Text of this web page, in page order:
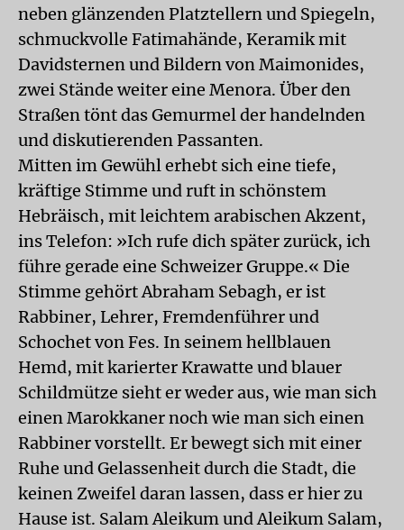
neben glänzenden Platztellern und Spiegeln,
schmuckvolle Fatimahände, Keramik mit
Davidsternen und Bildern von Maimonides,
zwei Stände weiter eine Menora. Über den
Straßen tönt das Gemurmel der handelnden
und diskutierenden Passanten.
Mitten im Gewühl erhebt sich eine tiefe,
kräftige Stimme und ruft in schönstem
Hebräisch, mit leichtem arabischen Akzent,
ins Telefon: »Ich rufe dich später zurück, ich
führe gerade eine Schweizer Gruppe.« Die
Stimme gehört Abraham Sebagh, er ist
Rabbiner, Lehrer, Fremdenführer und
Schochet von Fes. In seinem hellblauen
Hemd, mit karierter Krawatte und blauer
Schildmütze sieht er weder aus, wie man sich
einen Marokkaner noch wie man sich einen
Rabbiner vorstellt. Er bewegt sich mit einer
Ruhe und Gelassenheit durch die Stadt, die
keinen Zweifel daran lassen, dass er hier zu
Hause ist. Salam Aleikum und Aleikum Salam,